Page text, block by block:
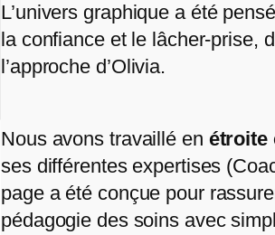
L’univers graphique a été
la confiance et le lâcher-prise,
l’approche d’Olivia.
Nous avons travaillé en étroite
ses différentes expertises
page a été conçue pour
pédagogie des soins avec